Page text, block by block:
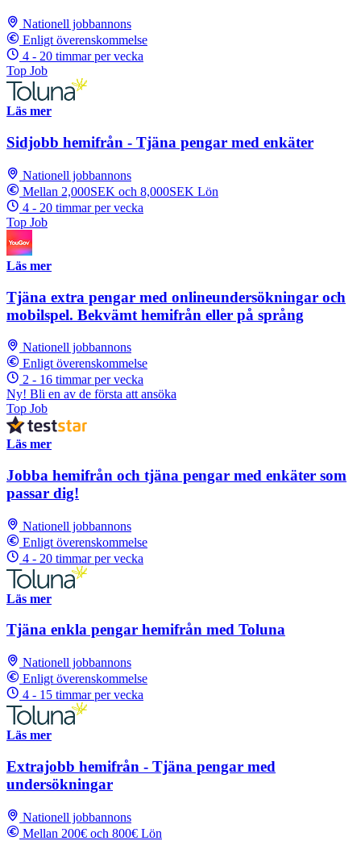
Nationell jobbannons
Enligt överenskommelse
4 - 20 timmar per vecka
Top Job
Läs mer
Sidjobb hemifrån - Tjäna pengar med enkäter
Nationell jobbannons
Mellan 2,000SEK och 8,000SEK Lön
4 - 20 timmar per vecka
Top Job
Läs mer
Tjäna extra pengar med onlineundersökningar och
mobilspel. Bekvämt hemifrån eller på språng
Nationell jobbannons
Enligt överenskommelse
2 - 16 timmar per vecka
Ny! Bli en av de första att ansöka
Top Job
Läs mer
Jobba hemifrån och tjäna pengar med enkäter som
passar dig!
Nationell jobbannons
Enligt överenskommelse
4 - 20 timmar per vecka
Läs mer
Tjäna enkla pengar hemifrån med Toluna
Nationell jobbannons
Enligt överenskommelse
4 - 15 timmar per vecka
Läs mer
Extrajobb hemifrån - Tjäna pengar med
undersökningar
Nationell jobbannons
Mellan 200€ och 800€ Lön